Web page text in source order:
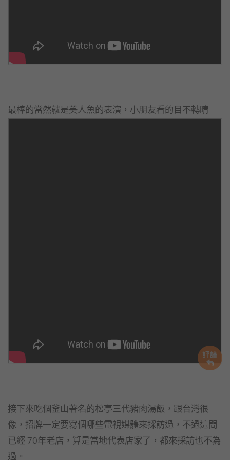
評論
最棒的當然就是美人魚的表演，小朋友看的目不轉睛
接下來吃個釜山著名的松亭三代豬肉湯飯，跟台灣很
像，招牌一定要寫個哪些電視媒體來採訪過，不過這間
已經 70年老店，算是當地代表店家了，都來採訪也不為
過。